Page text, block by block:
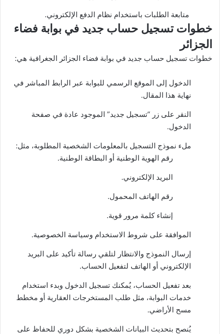
متابعة الطلبات باستخدام نظام الدفع الإلكتروني.
خطوات تسجيل حساب جديد في بوابة فضاء
الجزائر
خطوات تسجيل حساب جديد في بوابة فضاء الجزائر الجغرافية هي:
الدخول إلى الموقع الرسمي للبوابة عبر الرابط المباشر في
نهاية هذا المقال.
النقر على زر “تسجيل جديد” الموجود عادة في صفحة
الدخول.
ملء نموذج التسجيل بالمعلومات الشخصية المطلوبة، مثل:
رقم الهوية الوطنية أو البطاقة الوطنية.
البريد الإلكتروني.
رقم الهاتف المحمول.
إنشاء كلمة مرور قوية.
الموافقة على شروط الاستخدام وسياسة الخصوصية.
إرسال النموذج والانتظار لتلقي رسالة تأكيد على البريد
الإلكتروني أو الهاتف لتفعيل الحساب.
بعد تفعيل الحساب، يُمكنك تسجيل الدخول وبدء استخدام
خدمات البوابة، مثل طلب المستخرجات العقارية أو مخطط
مسح الأراضي.
يُنصح بتحديث البيانات الشخصية بشكل دوري للحفاظ على